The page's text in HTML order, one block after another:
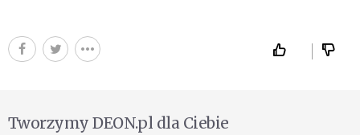
Tworzymy DEON.pl dla Ciebie